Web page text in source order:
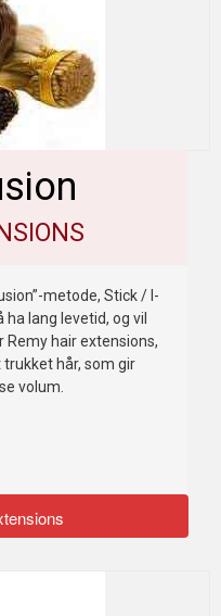
metode, Stick / I-
lang levetid, og vil
Remy hair extensions,
hår, som gir
volum.